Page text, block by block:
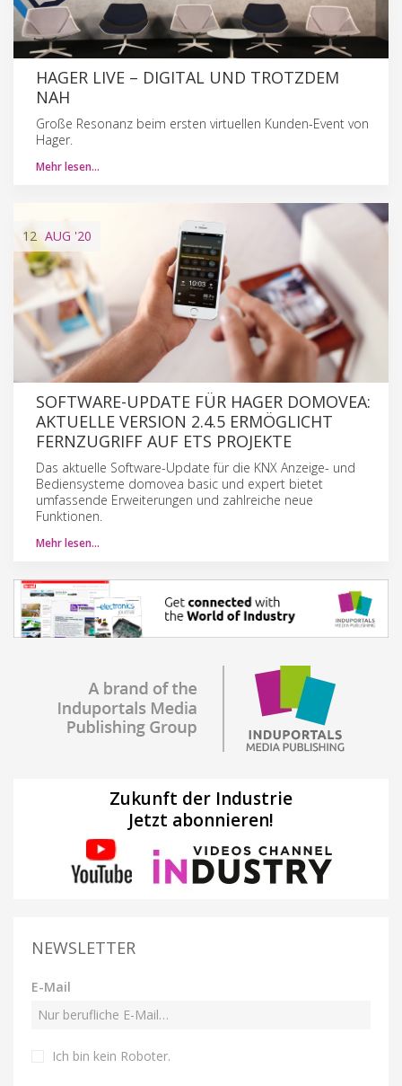
HAGER LIVE – DIGITAL UND TROTZDEM
NAH
Große Resonanz beim ersten virtuellen Kunden-Event von
Hager.
Mehr lesen…
12 AUG '20
SOFTWARE-UPDATE FÜR HAGER DOMOVEA:
AKTUELLE VERSION 2.4.5 ERMÖGLICHT
FERNZUGRIFF AUF ETS PROJEKTE
Das aktuelle Software-Update für die KNX Anzeige- und
Bediensysteme domovea basic und expert bietet
umfassende Erweiterungen und zahlreiche neue
Funktionen.
Mehr lesen…
Zukunft der Industrie
Jetzt abonnieren!
NEWSLETTER
E-Mail
Ich bin kein Roboter.